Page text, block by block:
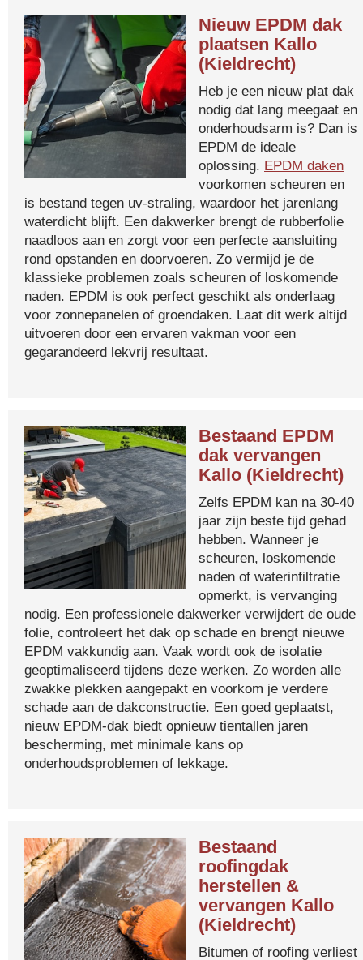
Nieuw EPDM dak
plaatsen Kallo
(Kieldrecht)
Heb je een nieuw plat dak
nodig dat lang meegaat en
onderhoudsarm is? Dan is
EPDM de ideale
oplossing. EPDM daken
voorkomen scheuren en
is bestand tegen uv-straling, waardoor het jarenlang
waterdicht blijft. Een dakwerker brengt de rubberfolie
naadloos aan en zorgt voor een perfecte aansluiting
rond opstanden en doorvoeren. Zo vermijd je de
klassieke problemen zoals scheuren of loskomende
naden. EPDM is ook perfect geschikt als onderlaag
voor zonnepanelen of groendaken. Laat dit werk altijd
uitvoeren door een ervaren vakman voor een
gegarandeerd lekvrij resultaat.
Bestaand EPDM
dak vervangen
Kallo (Kieldrecht)
Zelfs EPDM kan na 30-40
jaar zijn beste tijd gehad
hebben. Wanneer je
scheuren, loskomende
naden of waterinfiltratie
opmerkt, is vervanging
nodig. Een professionele dakwerker verwijdert de oude
folie, controleert het dak op schade en brengt nieuwe
EPDM vakkundig aan. Vaak wordt ook de isolatie
geoptimaliseerd tijdens deze werken. Zo worden alle
zwakke plekken aangepakt en voorkom je verdere
schade aan de dakconstructie. Een goed geplaatst,
nieuw EPDM-dak biedt opnieuw tientallen jaren
bescherming, met minimale kans op
onderhoudsproblemen of lekkage.
Bestaand
roofingdak
herstellen &
vervangen Kallo
(Kieldrecht)
Bitumen of roofing verliest